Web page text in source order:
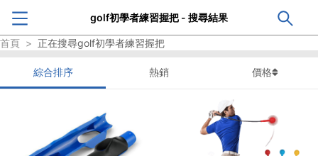
golf初學者練習握把 - 搜尋結果
首頁 > 正在搜尋golf初學者練習握把
綜合排序 熱銷 價格